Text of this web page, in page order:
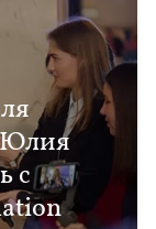
Юлия
с